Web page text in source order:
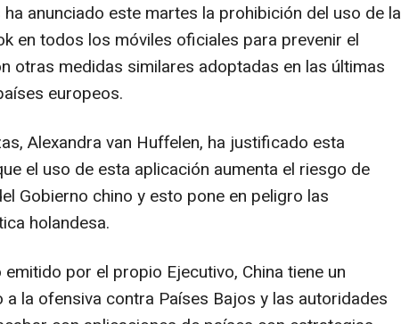
anunciado este martes la prohibición del uso de la
en todos los móviles oficiales para prevenir el
otras medidas similares adoptadas en las últimas
europeos.
Alexandra van Huffelen, ha justificado esta
el uso de esta aplicación aumenta el riesgo de
Gobierno chino y esto pone en peligro las
holandesa.
por el propio Ejecutivo, China tiene un
la ofensiva contra Países Bajos y las autoridades